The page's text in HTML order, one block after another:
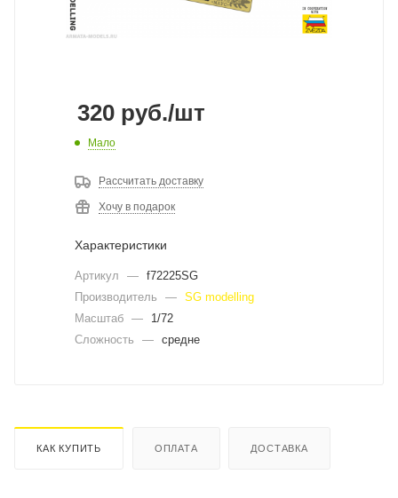
320 руб./шт
Мало
Рассчитать доставку
Хочу в подарок
Характеристики
Артикул — f72225SG
Производитель
— SG modelling
Масштаб —
1/72
Сложность
— средне
КАК КУПИТЬ ОПЛАТА ДОСТАВКА